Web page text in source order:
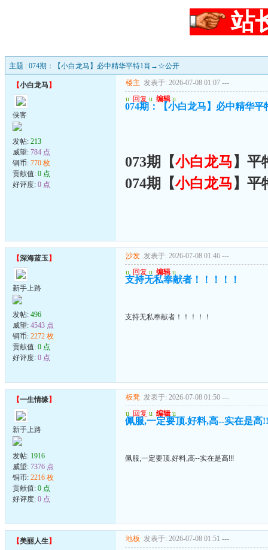
站
主题 : 074期：【小白龙马】必中精华平特1肖→☆公开
【小白龙马 】
侠客
发帖: 213
威望: 784 点
铜币: 770 枚
贡献值: 0 点
好评度: 0 点
楼主 发表于: 2026-07-08 01:07 ---
u 回复 u 编辑 u
074期：【小白龙马】必中精华
073期【小白龙马 】平
074期【小白龙马 】平
【深海蓝玉】
新手上路
发帖: 496
威望: 4543 点
铜币: 2272 枚
贡献值: 0 点
好评度: 0 点
沙发 发表于: 2026-07-08 01:46 ---
u 回复 u 编辑 u
支持无私奉献者！！！！！
支持无私奉献者！！！！！
【一生情缘】
新手上路
发帖: 1916
威望: 7376 点
铜币: 2216 枚
贡献值: 0 点
好评度: 0 点
板凳 发表于: 2026-07-08 01:50 ---
u 回复 u 编辑 u
佩服,一定要顶.好料,高--实在是高
佩服,一定要顶.好料,高--实在是高!!!
【美丽人生】 地板 发表于: 2026-07-08 01:51 ---